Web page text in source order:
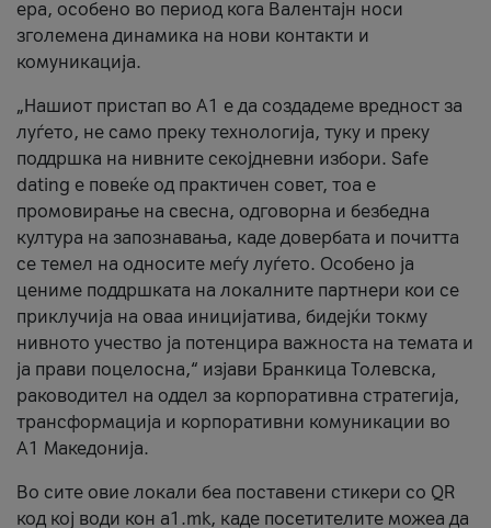
ера, особено во период кога Валентајн носи
зголемена динамика на нови контакти и
комуникација.
„Нашиот пристап во А1 е да создадеме вредност за
луѓето, не само преку технологија, туку и преку
поддршка на нивните секојдневни избори. Safe
dating е повеќе од практичен совет, тоа е
промовирање на свесна, одговорна и безбедна
култура на запознавања, каде довербата и почитта
се темел на односите меѓу луѓето. Особено ја
цениме поддршката на локалните партнери кои се
приклучија на оваа иницијатива, бидејќи токму
нивното учество ја потенцира важноста на темата и
ја прави поцелосна,“ изјави Бранкица Толевска,
раководител на оддел за корпоративна стратегија,
трансформација и корпоративни комуникации во
А1 Македонија.
Во сите овие локали беа поставени стикери со QR
код кој води кон a1.mk, каде посетителите можеа да